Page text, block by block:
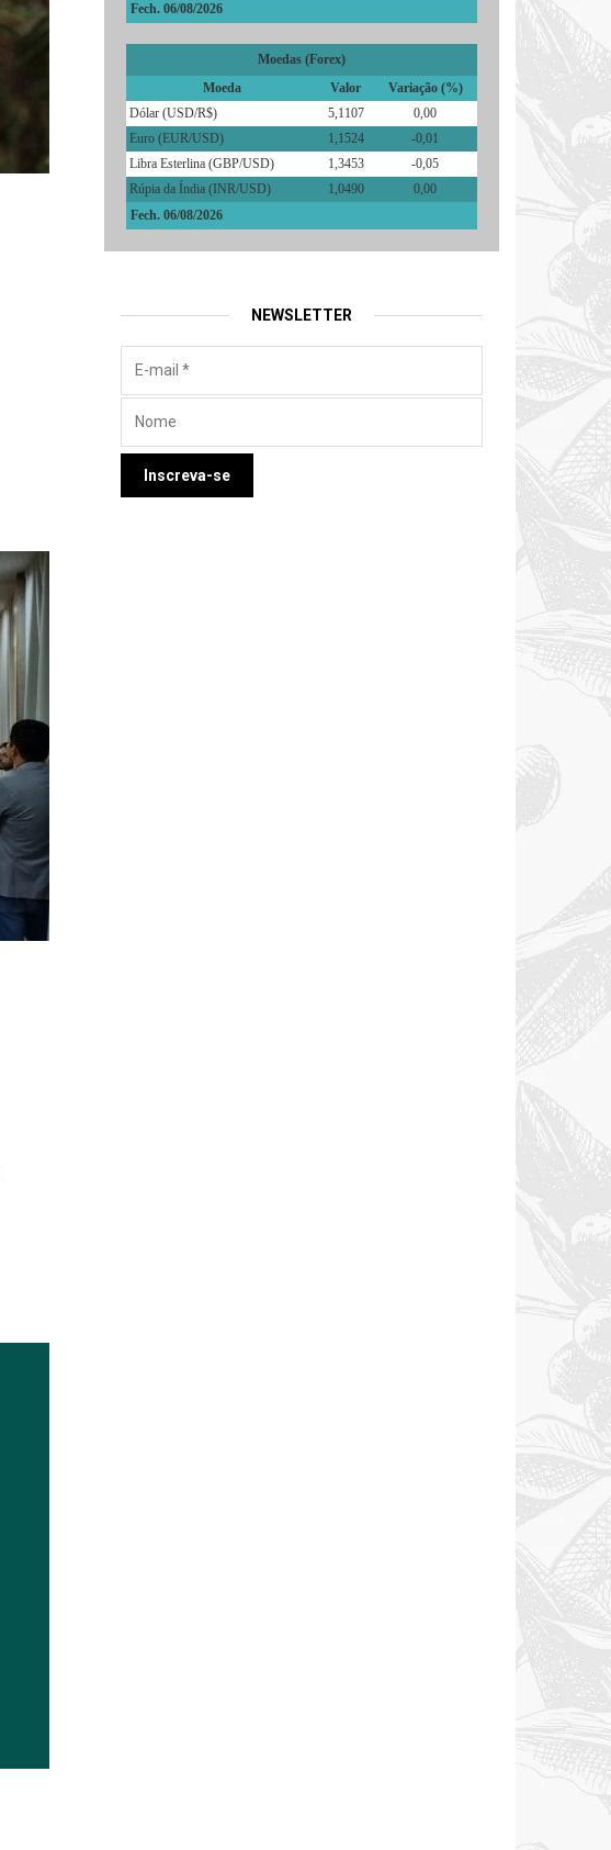
Fech. 06/08/2026
Moedas (Forex)
Moeda
Valor
Variação (%)
Dólar (USD/R$)
5,1107
0,00
Euro (EUR/USD)
1,1524
-0,01
Libra Esterlina (GBP/USD)
1,3453
-0,05
Rúpia da Índia (INR/USD)
1,0490
0,00
Fech. 06/08/2026
NEWSLETTER